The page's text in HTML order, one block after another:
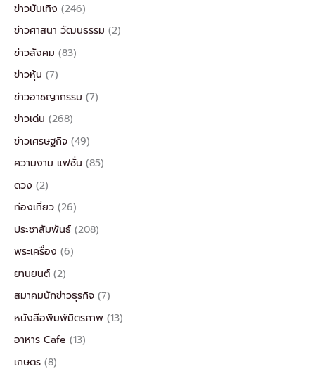
ข่าวบันเทิง (246)
ข่าวศาสนา วัฒนธรรม (2)
ข่าวสังคม (83)
ข่าวหุ้น (7)
ข่าวอาชญากรรม (7)
ข่าวเด่น (268)
ข่าวเศรษฐกิจ (49)
ความงาม แฟชั่น (85)
ดวง (2)
ท่องเที่ยว (26)
ประชาสัมพันธ์ (208)
พระเครื่อง (6)
ยานยนต์ (2)
สมาคมนักข่าวธุรกิจ (7)
หนังสือพิมพ์มิตรภาพ (13)
อาหาร Cafe (13)
เกษตร (8)